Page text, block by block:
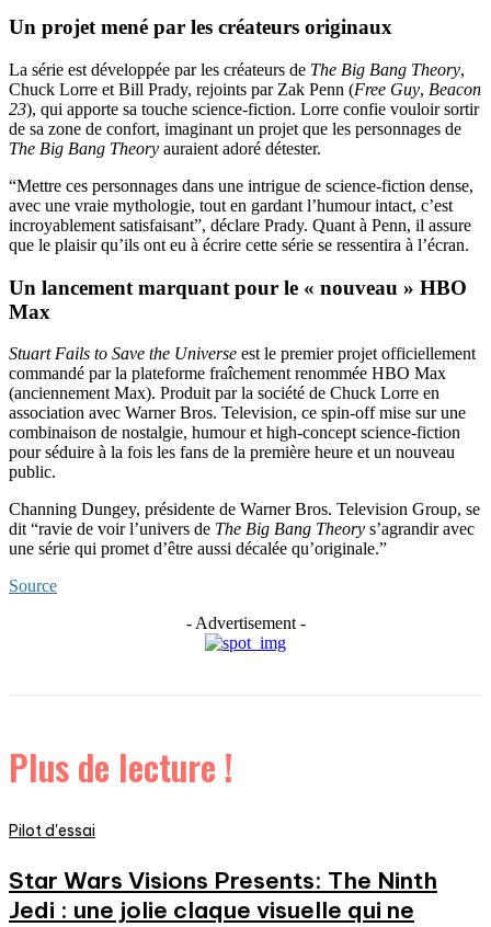
Un projet mené par les créateurs originaux
La série est développée par les créateurs de The Big Bang Theory,
Chuck Lorre et Bill Prady, rejoints par Zak Penn (Free Guy, Beacon
23), qui apporte sa touche science-fiction. Lorre confie vouloir sortir
de sa zone de confort, imaginant un projet que les personnages de
The Big Bang Theory auraient adoré détester.
“Mettre ces personnages dans une intrigue de science-fiction dense,
avec une vraie mythologie, tout en gardant l’humour intact, c’est
incroyablement satisfaisant”, déclare Prady. Quant à Penn, il assure
que le plaisir qu’ils ont eu à écrire cette série se ressentira à l’écran.
Un lancement marquant pour le « nouveau » HBO
Max
Stuart Fails to Save the Universe est le premier projet officiellement
commandé par la plateforme fraîchement renommée HBO Max
(anciennement Max). Produit par la société de Chuck Lorre en
association avec Warner Bros. Television, ce spin-off mise sur une
combinaison de nostalgie, humour et high-concept science-fiction
pour séduire à la fois les fans de la première heure et un nouveau
public.
Channing Dungey, présidente de Warner Bros. Television Group, se
dit “ravie de voir l’univers de The Big Bang Theory s’agrandir avec
une série qui promet d’être aussi décalée qu’originale.”
Source
- Advertisement -
Plus de lecture !
Pilot d'essai
Star Wars Visions Presents: The Ninth
Jedi : une jolie claque visuelle qui ne